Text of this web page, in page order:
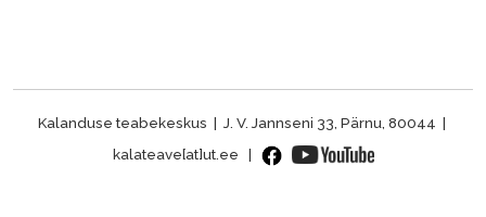
Kalanduse teabekeskus | J. V. Jannseni 33, Pärnu, 80044 |
kalateave[at]ut.ee |